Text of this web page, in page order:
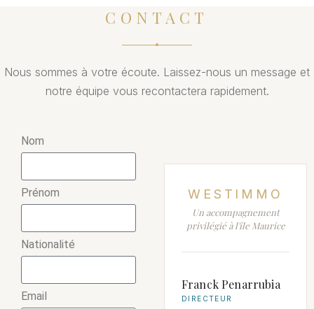
CONTACT
Nous sommes à votre écoute. Laissez-nous un message et
notre équipe vous recontactera rapidement.
Nom
Prénom
Nationalité
Email
WESTIMMO
Un accompagnement
privilégié à l'île Maurice
Franck Penarrubia
DIRECTEUR